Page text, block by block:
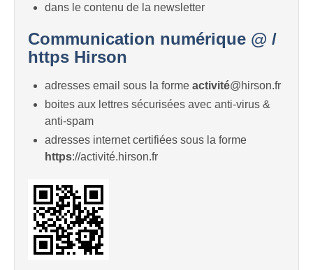
dans le contenu de la newsletter
Communication numérique @ /
https Hirson
adresses email sous la forme activité@hirson.fr
boites aux lettres sécurisées avec anti-virus &
anti-spam
adresses internet certifiées sous la forme
https://activité.hirson.fr